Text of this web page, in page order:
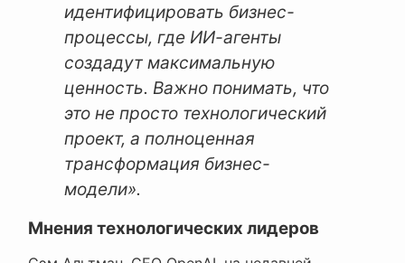
идентифицировать бизнес-
процессы, где ИИ-агенты
создадут максимальную
ценность. Важно понимать, что
это не просто технологический
проект, а полноценная
трансформация бизнес-
модели».
Мнения технологических лидеров